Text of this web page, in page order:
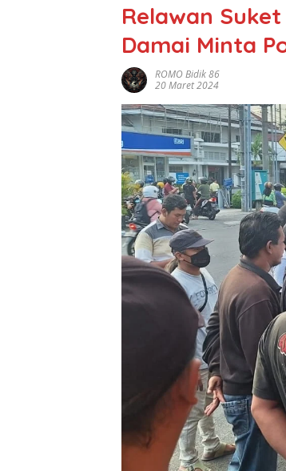
Relawan
Damai Minta
ROMO Bidik 86
20 Maret 2024